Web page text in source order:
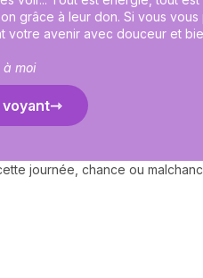
grâce à leur don. Si vous
votre avenir avec douceur et
à moi
journée, chance ou